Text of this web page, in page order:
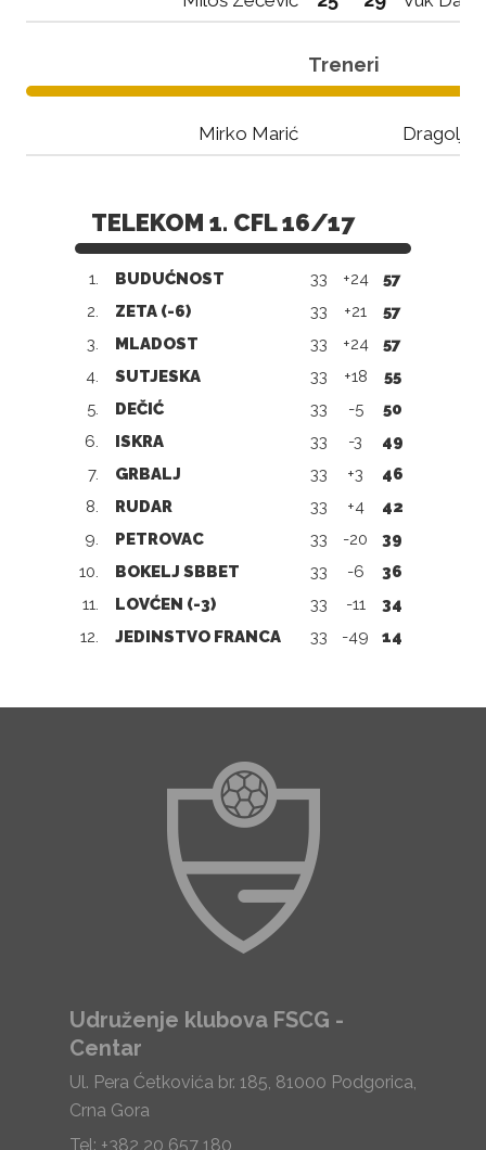
Treneri
Mirko Marić
TELEKOM 1. CFL 16/17
1. BUDUĆNOST 33 +24
57
2.
ZETA (-6) 33 +21
57
3.
MLADOST 33 +24
57
4.
SUTJESKA 33 +18
55
5.
DEČIĆ 33 -5
50
6.
ISKRA 33 -3
49
7.
GRBALJ 33 +3
46
8.
RUDAR 33 +4
42
9.
PETROVAC 33 -20
39
10.
BOKELJ SBBET 33 -6
36
11.
LOVĆEN (-3) 33 -11
34
12.
JEDINSTVO FRANCA 33 -49 14
Udruženje klubova FSCG -
Centar
Ul. Pera Ćetkovića br. 185, 81000 Podgorica,
Crna Gora
Tel: +382 20 657 180